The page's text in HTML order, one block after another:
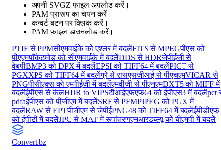
अपनी SVGZ फ़ाइल अपलोड करें।
PAM प्रारूप का चयन करें।
कन्वर्ट बटन पर क्लिक करें।
PAM फ़ाइल डाउनलोड करें।
PTIF से PPMसीएमवाईके को एश्लर में बदलेंFITS से MPEGपीएस को
पीएएमपॉकेटमोड को सीएमवाईके में बदलेंDDS से HDRजेपीईजी से
वेबपीBMP3 को DPX में बदलेंEPSI को TIFF64 में बदलेंPICT से
PGXXPS को TIFF64 में बदलेंग्रे से रासएसजीआई से पीएचएमVICAR से
PNGपीसीएक्स को एमपीईजी में बदलेंएमवीजी से पीएनएमDXT5 को MIFF में
बदलेंईपीएस से कैलHDR to VIPSटीआईएफएफ64 को ईपीएस3 में बदलेंpct
pdfaईपीएस को पीजीएम में बदलेंSRF से PFMPJPEG को PGX में
बदलेंRAW से EPTपीजीएम से जेपीईPNG48 को TIFF64 में बदलेंईपीडीएफ
को ईपीटी में बदलेंJPC से MAT में रूपांतरणएनआरडब्ल्यू को बीएमपी में बदलें
Convert.bz